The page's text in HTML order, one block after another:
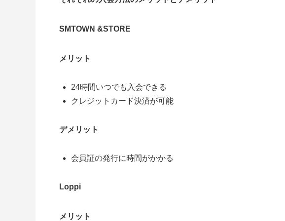
SMTOWN &STORE
メリット
24時間いつでも入会できる
クレジットカード決済が可能
デメリット
会員証の発行に時間がかかる
Loppi
メリット